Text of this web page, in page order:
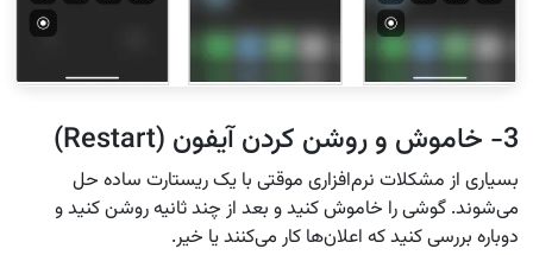
3- خاموش و روشن کردن آیفون (Restart)
بسیاری از مشکلات نرم‌افزاری موقتی با یک ریستارت ساده حل
می‌شوند. گوشی را خاموش کنید و بعد از چند ثانیه روشن کنید و
دوباره بررسی کنید که اعلان‌ها کار می‌کنند یا خیر.